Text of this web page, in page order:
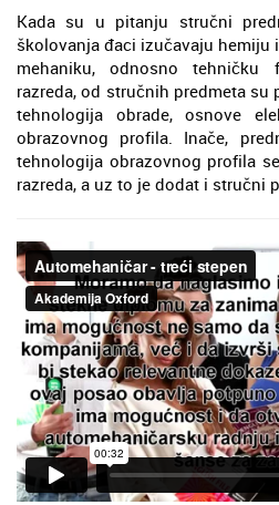
Kada su u pitanju stručni
školovanja đaci izučavaju hemiju
mehaniku, odnosno
razreda, od stručnih predmeta
tehnologija obrade, osnove
obrazovnog profila. Inače,
tehnologija obrazovnog profila
razreda, a uz to je dodat i stručni